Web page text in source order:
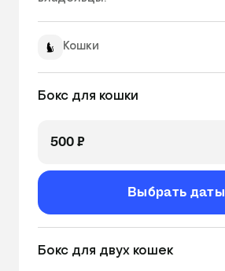
Кошки
Бокс для кошки
500 ₽
Выбрать даты
Бокс для двух кошек